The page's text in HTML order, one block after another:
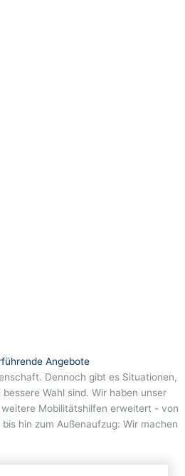
Angebote
Dennoch gibt es Situationen,
Wahl sind. Wir haben unser
Mobilitätshilfen erweitert - von
hin zum Außenaufzug: Wir machen